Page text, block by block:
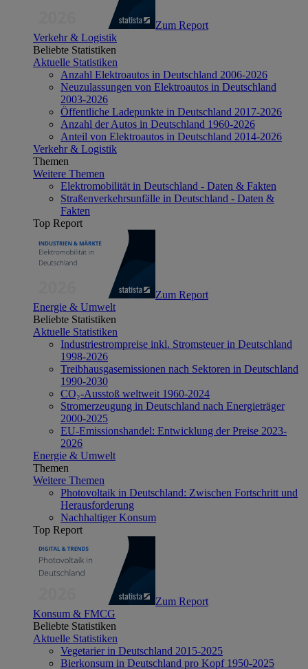
Zum Report
Verkehr & Logistik
Beliebte Statistiken
Aktuelle Statistiken
Anzahl Elektroautos in Deutschland 2006-2026
Neuzulassungen von Elektroautos in Deutschland
2003-2026
Öffentliche Ladepunkte in Deutschland 2017-2026
Anzahl der Autos in Deutschland 1960-2026
Anteil von Elektroautos in Deutschland 2014-2026
Verkehr & Logistik
Themen
Weitere Themen
Elektromobilität in Deutschland - Daten & Fakten
Straßenverkehrsunfälle in Deutschland - Daten &
Fakten
Top Report
Zum Report
Energie & Umwelt
Beliebte Statistiken
Aktuelle Statistiken
Industriestrompreise inkl. Stromsteuer in Deutschland
1998-2026
Treibhausgasemissionen nach Sektoren in Deutschland
1990-2030
CO₂-Ausstoß weltweit 1960-2024
Stromerzeugung in Deutschland nach Energieträger
2000-2025
EU-Emissionshandel: Entwicklung der Preise 2023-
2026
Energie & Umwelt
Themen
Weitere Themen
Photovoltaik in Deutschland: Zwischen Fortschritt und
Herausforderung
Nachhaltiger Konsum
Top Report
Zum Report
Konsum & FMCG
Beliebte Statistiken
Aktuelle Statistiken
Vegetarier in Deutschland 2015-2025
Bierkonsum in Deutschland pro Kopf 1950-2025